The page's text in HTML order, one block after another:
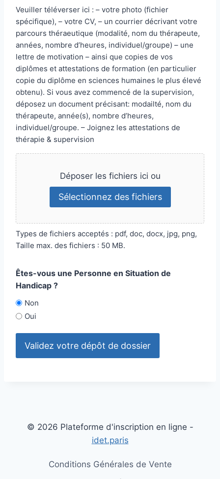
Veuiller téléverser ici : – votre photo (fichier
spécifique), – votre CV, – un courrier décrivant votre
parcours théraeutique (modalité, nom du thérapeute,
années, nombre d’heures, individuel/groupe) – une
lettre de motivation – ainsi que copies de vos
diplômes et attestations de formation (en particulier
copie du diplôme en sciences humaines le plus élevé
obtenu). Si vous avez commencé de la supervision,
déposez un document précisant: modailté, nom du
thérapeute, année(s), nombre d’heures,
individuel/groupe. – Joignez les attestations de
thérapie & supervision
Déposer les fichiers ici ou
Sélectionnez des fichiers
Types de fichiers acceptés : pdf, doc, docx, jpg, png,
Taille max. des fichiers : 50 MB.
Êtes-vous une Personne en Situation de
Handicap ?
Non
Oui
© 2026 Plateforme d'inscription en ligne -
idet.paris
Conditions Générales de Vente